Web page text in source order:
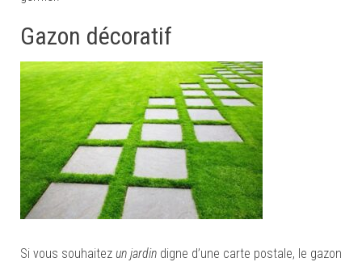
Gazon décoratif
Si vous souhaitez un jardin digne d’une carte postale, le gazon